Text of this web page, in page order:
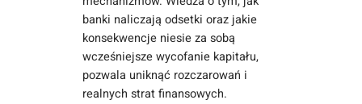
banki naliczają odsetki oraz jakie
konsekwencje niesie za sobą
wcześniejsze wycofanie kapitału,
pozwala uniknąć rozczarowań i
realnych strat finansowych.